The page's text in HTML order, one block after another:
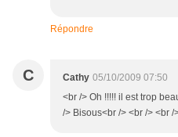
Répondre
C Cathy 05/10/2009 07:50
<br /> Oh !!!!! il est trop
/> Bisous<br /> <br /> <br /